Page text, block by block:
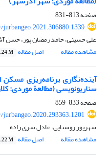
صفحه813-831
jurbangeo.2021.306880.1339
علی حسینی، حامد رمضان پور، حسن
مشاهده مقاله
اصل مقاله M
آینده‌نگاری برنامه‌ریزی
سناریونویسی (مطالعة موردی:
صفحه833-859
شهریور روستایی، عادل شری زاده
مشاهده مقاله
اصل مقاله M